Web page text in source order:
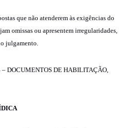
que não atenderem às exigências do
omissas ou apresentem irregularidades,
julgamento.
DOCUMENTOS DE HABILITAÇÃO,